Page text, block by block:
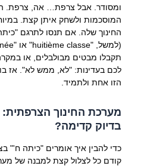
ומסודר. אבל צרפת… אה, צרפת.
המוסכמות ולשחק איתן קצת.
החינוך שלה. אם תנסו לתרגם
תקבלו מבטים מבולבלים, או
לכם בעדינות: "לא, ממש לא". אז
הזו אחת ולתמיד.
מערכת החינוך
בדיוק קדימה?
כדי להבין איך אומרים "כיתה ח'"
קודם כל לצלול קצת למבנה של